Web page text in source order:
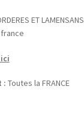
ET LAMENSANS
: Toutes la FRANCE